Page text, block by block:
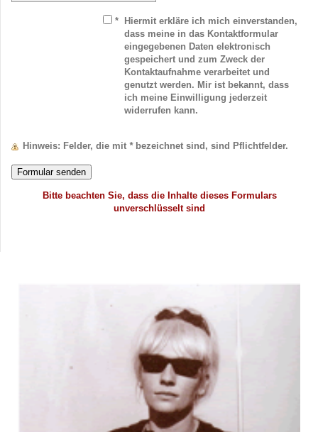
*
Hiermit erkläre ich mich einverstanden,
dass meine in das Kontaktformular
eingegebenen Daten elektronisch
gespeichert und zum Zweck der
Kontaktaufnahme verarbeitet und
genutzt werden. Mir ist bekannt, dass
ich meine Einwilligung jederzeit
widerrufen kann.
Hinweis : Felder, die mit *bezeichnet sind, sind Pflichtfelder.
Bitte beachten Sie, dass die Inhalte dieses Formulars
unverschlüsselt sind